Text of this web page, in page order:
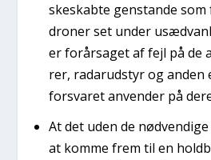
ske­skab­te gen­stan­de
dro­ner set under
er for­år­sa­get af fejl på de
rer, radar­ud­styr og anden
for­sva­ret anven­der på
At det uden de
at kom­me frem til en